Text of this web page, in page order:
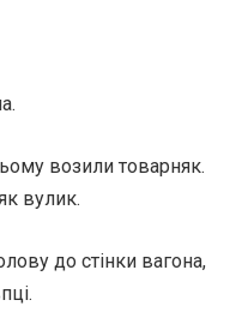
возили товарняк.
вулик.
до стінки вагона,